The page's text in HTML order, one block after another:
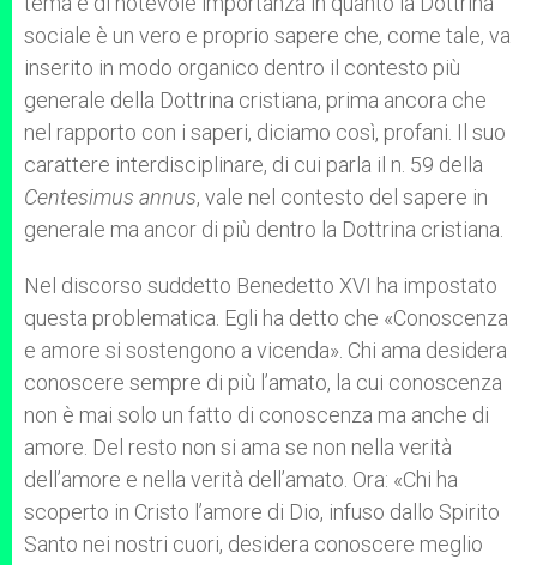
sociale è un vero e proprio sapere che, come tale, va
inserito in modo organico dentro il contesto più
generale della Dottrina cristiana, prima ancora che
nel rapporto con i saperi, diciamo così, profani. Il suo
carattere interdisciplinare, di cui parla il n. 59 della
Centesimus annus, vale nel contesto del sapere in
generale ma ancor di più dentro la Dottrina cristiana.
Nel discorso suddetto Benedetto XVI ha impostato
questa problematica. Egli ha detto che «Conoscenza
e amore si sostengono a vicenda». Chi ama desidera
conoscere sempre di più l’amato, la cui conoscenza
non è mai solo un fatto di conoscenza ma anche di
amore. Del resto non si ama se non nella verità
dell’amore e nella verità dell’amato. Ora: «Chi ha
scoperto in Cristo l’amore di Dio, infuso dallo Spirito
Santo nei nostri cuori, desidera conoscere meglio